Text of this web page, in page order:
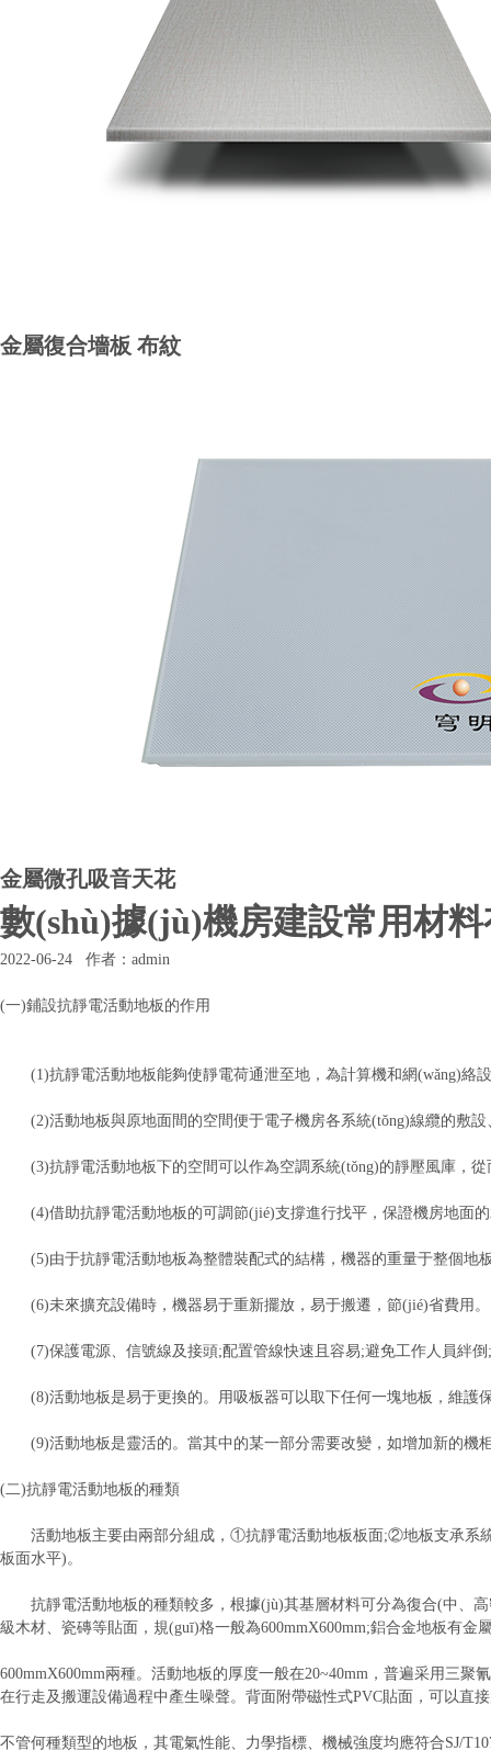
金屬復合墻板 布紋
金屬微孔吸音天花
數(shù)據(jù)機房建設常用材
2022-06-24 作者：admin
(一)鋪設抗靜電活動地板的作用
(1)抗靜電活動地板能夠使靜電荷通泄至地，為計算機和網(wǎng)絡
(2)活動地板與原地面間的空間便于電子機房各系統(tǒng)線纜的敷設
(3)抗靜電活動地板下的空間可以作為空調系統(tǒng)的靜壓風庫，從
(4)借助抗靜電活動地板的可調節(jié)支撐進行找平，保證機房地面
(5)由于抗靜電活動地板為整體裝配式的結構，機器的重量于整個地
(6)未來擴充設備時，機器易于重新擺放，易于搬遷，節(jié)省費用。
(7)保護電源、信號線及接頭;配置管線快速且容易;避免工作人員絆倒
(8)活動地板是易于更換的。用吸板器可以取下任何一塊地板，維護
(9)活動地板是靈活的。當其中的某一部分需要改變，如增加新的機
(二)抗靜電活動地板的種類
活動地板主要由兩部分組成，①抗靜電活動地板板面;②地板支承系統
板面水平)。
抗靜電活動地板的種類較多，根據(jù)其基層材料可分為復合(中、高
級木材、瓷磚等貼面，規(guī)格一般為600mmX600mm;鋁合金地板有金
600mmX600mm兩種。活動地板的厚度一般在20~40mm，普遍采用三
在行走及搬運設備過程中產生噪聲。背面附帶磁性式PVC貼面，可以直
不管何種類型的地板，其電氣性能、力學指標、機械強度均應符合SJ/